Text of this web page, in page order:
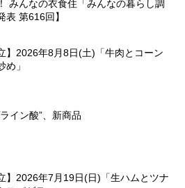
みんなの衣食住「みんなの暮らし調
表 第616回】
】2026年8月8日(土)「牛肉とコーン
め」
イン酸”、新商品
】2026年7月19日(日)「生ハムとツナ